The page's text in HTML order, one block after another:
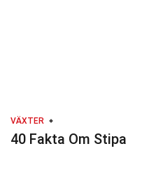
VÄXTER
40 Fakta Om Stipa